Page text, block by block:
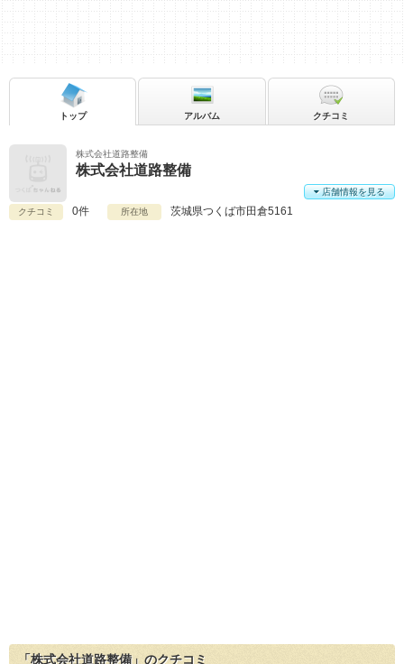
株式会社道路整備
株式会社道路整備
クチコミ 0件 所在地 茨城県つくば市田倉5161
店舗情報を見る
トップ アルバム クチコミ
「株式会社道路整備」のクチコミ